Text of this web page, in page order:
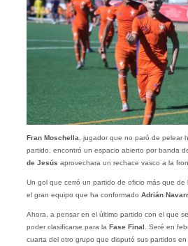
Fran Moschella , jugador que no paró de pelear
partido, encontró un espacio abierto por banda
de Jesús aprovechara un rechace vasco a la
Un gol que cerró un partido de oficio más que de
el gran equipo que ha conformado Adrián
Ahora, a pensar en el último partido con el que
poder clasificarse para la Fase Final . Seré en
cuarta del otro grupo que disputó sus partidos en